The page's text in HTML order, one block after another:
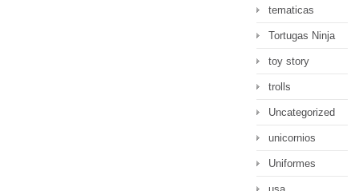
tematicas
Tortugas Ninja
toy story
trolls
Uncategorized
unicornios
Uniformes